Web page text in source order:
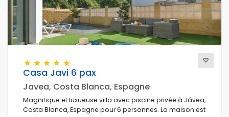
Casa Javi 6 pax
Javea, Costa Blanca, Espagne
Magnifique et luxueuse villa avec piscine privée à Jávea,
Costa Blanca, Espagne pour 6 personnes. La maison est